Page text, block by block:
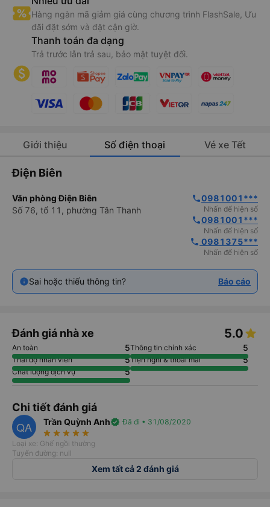
Hàng ngàn mã giảm giá cùng chương trình FlashSale, Ưu
đãi đặt sớm và đặt cận giờ.
Thanh toán đa dạng
Trả trước lẫn trả sau, bảo mật tuyệt đối.
Giới thiệu Số điện thoại Vé xe Tết
Điện Biên
Văn phòng Điện Biên
Số 76, tổ 11, phường Tân Thanh
phone0981001***
Nhấn để hiện số
phone0981001***
Nhấn để hiện số
phone 0981375***
Nhấn để hiện số
Sai hoặc thiếu thông tin? Báo cáo
Đánh giá nhà xe 5.0
An toàn 5Thông tin chính xác 5
Thái độ nhân viên 5Tiện nghi & thoải mái 5
Chất lượng dịch vụ 5
Chi tiết đánh giá
QA Trần Quỳnh Anhverified Đã đi • 31/08/2020
star_rate star_rate star_rate star_rate star_rate
Loại xe: Ghế ngồi thường
Tuyến đường: null
Xem tất cả 2 đánh giá